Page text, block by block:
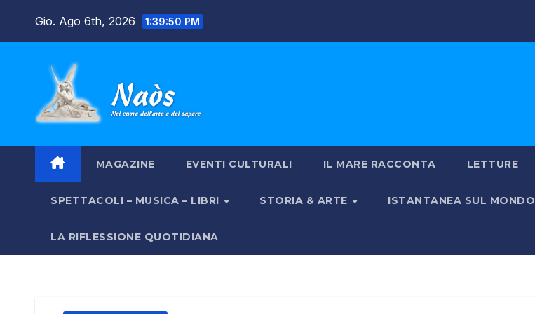
Gio. Ago 6th, 2026 1:39:51 PM
MAGAZINE EVENTI CULTURALI IL MARE RACCONTA LETTURE
SPETTACOLI – MUSICA – LIBRI STORIA & ARTE ISTANTANEA SUL MONDO
LA RIFLESSIONE QUOTIDIANA